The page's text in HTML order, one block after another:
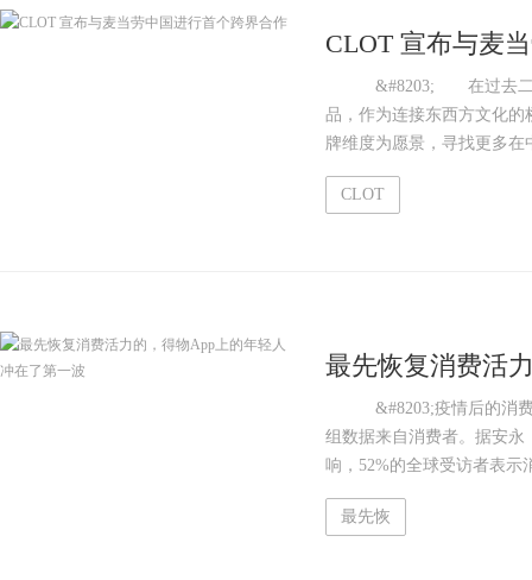
CLOT 宣布与麦
&#8203; 在过去二十年
品，作为连接东西方文化的
牌维度为愿景，寻找更多
CLOT
最先恢复消费活
&#8203;疫情后的消费
组数据来自消费者。据安
响，52%的全球受访者表示
最先恢